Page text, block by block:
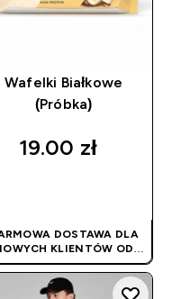
Wafelki Białkowe
(Próbka)
19.00 zł‎
DOSTAWA DLA
KLIENTÓW OD
180PLN| PROMOCJA
STOSOWANA
AUTOMATYCZNIE